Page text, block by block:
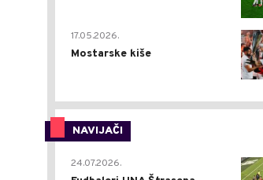
17.05.2026.
Mostarske kiše
NAVIJAČI
24.07.2026.